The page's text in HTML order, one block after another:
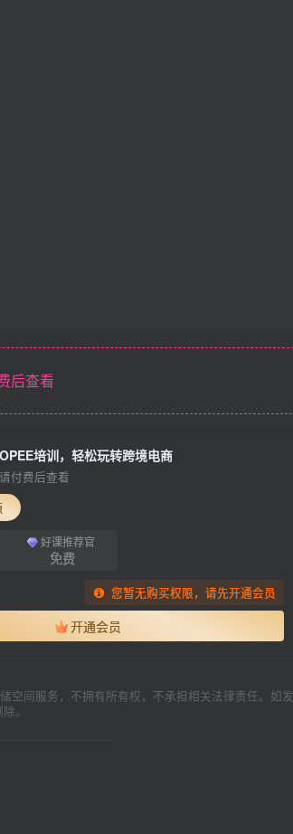
后查看
培训，轻松玩转跨境电商
付费后查看
好课推荐官
免费
您暂无购买权限，请先开通会员
开通会员
空间服务，不拥有所有权，不承担相关法律责任。如发
。